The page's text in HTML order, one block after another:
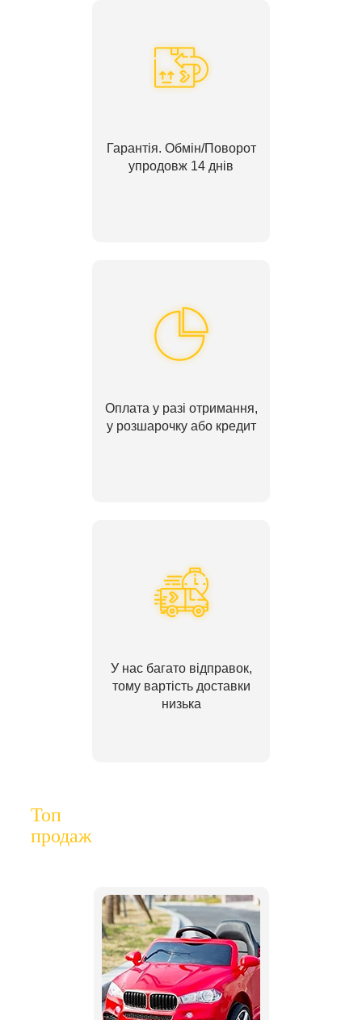
Гарантія. Обмін/Поворот
упродовж 14 днів
Оплата у разі отримання,
у розшарочку або кредит
У нас багато відправок,
тому вартість доставки
низька
Топ
продаж